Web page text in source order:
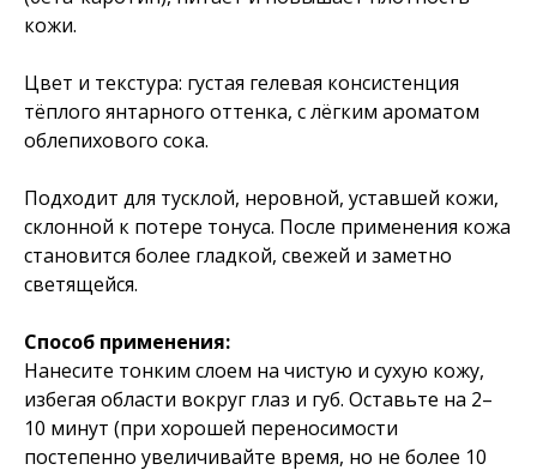
кожи.
Цвет и текстура: густая гелевая консистенция
тёплого янтарного оттенка, с лёгким ароматом
облепихового сока.
Подходит для тусклой, неровной, уставшей кожи,
склонной к потере тонуса. После применения кожа
становится более гладкой, свежей и заметно
светящейся.
Способ применения:
Нанесите тонким слоем на чистую и сухую кожу,
избегая области вокруг глаз и губ. Оставьте на 2–
10 минут (при хорошей переносимости
постепенно увеличивайте время, но не более 10